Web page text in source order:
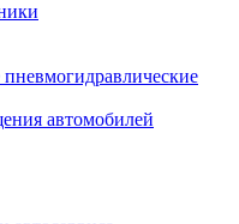
автомобилей